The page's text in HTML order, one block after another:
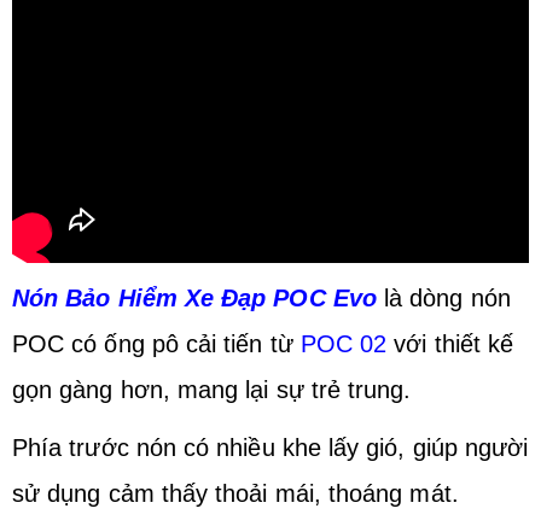
Nón Bảo Hiểm Xe Đạp POC Evolà dòng nón
POC có ống pô cải tiến từ POC 02 với thiết kế
gọn gàng hơn, mang lại sự trẻ trung.
Phía trước nón có nhiều khe lấy gió, giúp người
sử dụng cảm thấy thoải mái, thoáng mát.